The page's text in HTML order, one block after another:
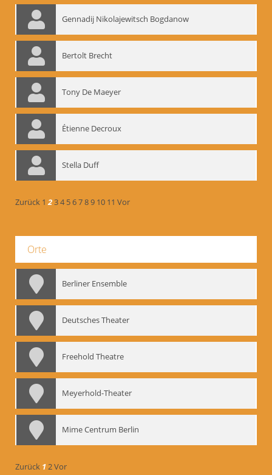
Gennadij Nikolajewitsch Bogdanow
Bertolt Brecht
Tony De Maeyer
Étienne Decroux
Stella Duff
Zurück 1 234 56789 10 11 Vor
Orte
Berliner Ensemble
Deutsches Theater
Freehold Theatre
Meyerhold-Theater
Mime Centrum Berlin
Zurück 12Vor